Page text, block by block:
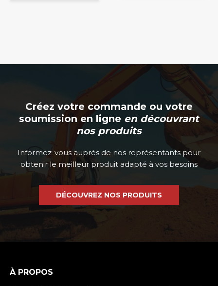
Créez votre commande ou votre
soumission en ligne en découvrant
nos produits
Informez-vous auprès de nos représentants pour
obtenir le meilleur produit adapté à vos besoins
DÉCOUVREZ NOS PRODUITS
À PROPOS